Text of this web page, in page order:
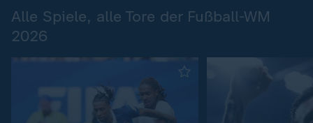
Alle Spiele, alle Tore der Fußball-WM
2026